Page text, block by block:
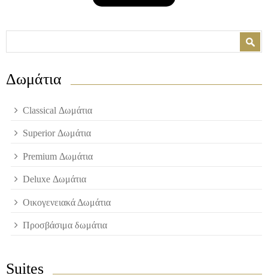
Δωμάτια
Classical Δωμάτια
Superior Δωμάτια
Premium Δωμάτια
Deluxe Δωμάτια
Οικογενειακά Δωμάτια
Προσβάσιμα δωμάτια
Suites